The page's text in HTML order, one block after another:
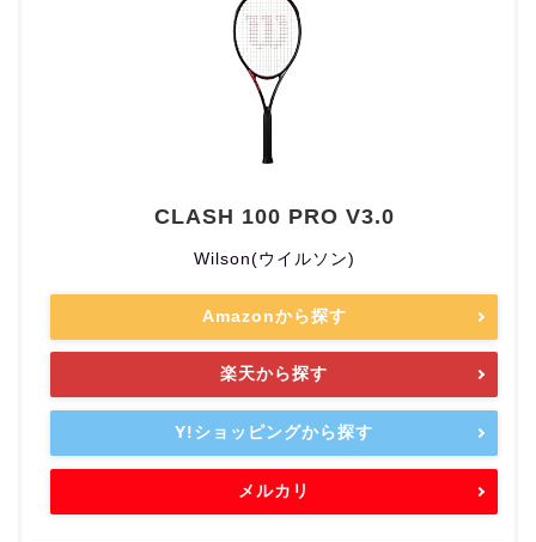
CLASH 100 PRO V3.0
Wilson(ウイルソン)
Amazonから探す
楽天から探す
Y!ショッピングから探す
メルカリ